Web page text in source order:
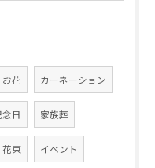
お花 カーネーション
日 家族葬
花束 イベント